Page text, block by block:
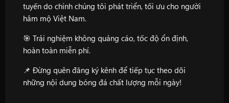
tuyến do chính chúng tôi phát triển, tối ưu cho người
hâm mộ Việt Nam.
🎯 Trải nghiệm không quảng cáo, tốc độ ổn định,
hoàn toàn miễn phí.
📌 Đừng quên đăng ký kênh để tiếp tục theo dõi
những nội dung bóng đá chất lượng mỗi ngày!